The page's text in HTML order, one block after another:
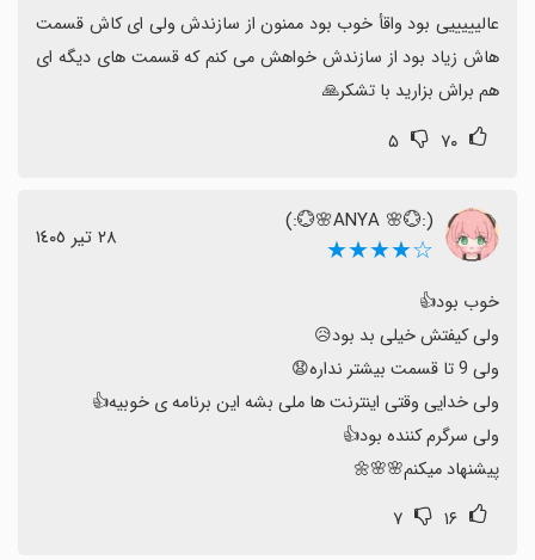
هم براش بزارید با تشکر🙏
۷۰ ۵
(:💮🌸 ANYA🌸💮:)
☆★★★★ ٢٨ تیر ١٤٠٥
پیشنهاد میکنم🌸🌸🌼
۱۶ ۷